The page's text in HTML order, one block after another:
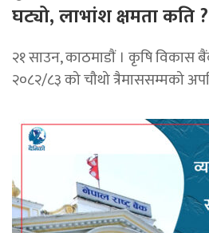
घट्यो, लाभांश क्षमता कति ?
२१ साउन, काठमाडाैं । कृषि विकास
२०८२/८३ को चौथो त्रैमाससम्मको